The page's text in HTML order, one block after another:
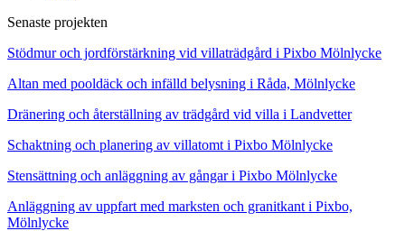
Senaste projekten
Stödmur och jordförstärkning vid villaträdgård i Pixbo Mölnlycke
Altan med pooldäck och infälld belysning i Råda, Mölnlycke
Dränering och återställning av trädgård vid villa i Landvetter
Schaktning och planering av villatomt i Pixbo Mölnlycke
Stensättning och anläggning av gångar i Pixbo Mölnlycke
Anläggning av uppfart med marksten och granitkant i Pixbo,
Mölnlycke